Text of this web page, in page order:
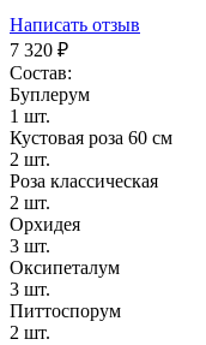
Написать отзыв
7 320 ₽
Состав:
Буплерум
1 шт.
Кустовая роза 60 см
2 шт.
Роза классическая
2 шт.
Орхидея
3 шт.
Оксипеталум
3 шт.
Питтоспорум
2 шт.